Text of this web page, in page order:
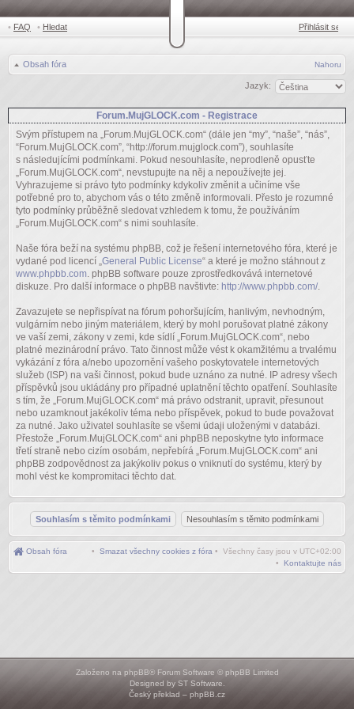
• FAQ • Hledat Přihlásit se
Obsah fóra Nahoru
Jazyk:
Forum.MujGLOCK.com - Registrace
Svým přístupem na „Forum.MujGLOCK.com“ (dále jen “my”, “naše”, “nás”,
“Forum.MujGLOCK.com”, “http://forum.mujglock.com”), souhlasíte
s následujícími podmínkami. Pokud nesouhlasíte, neprodleně opusťte
„Forum.MujGLOCK.com“, nevstupujte na něj a nepoužívejte jej.
Vyhrazujeme si právo tyto podmínky kdykoliv změnit a učiníme vše
potřebné pro to, abychom vás o této změně informovali. Přesto je rozumné
tyto podmínky průběžně sledovat vzhledem k tomu, že používáním
„Forum.MujGLOCK.com“ s nimi souhlasíte.
Naše fóra beží na systému phpBB, což je řešení internetového fóra, které je
vydané pod licencí „ General Public License“ a které je možno stáhnout z
www.phpbb.com . phpBB software pouze zprostředkovává internetové
diskuze. Pro další informace o phpBB navštivte: http://www.phpbb.com/.
Zavazujete se nepřispívat na fórum pohoršujícím, hanlivým, nevhodným,
vulgárním nebo jiným materiálem, který by mohl porušovat platné zákony
ve vaší zemi, zákony v zemi, kde sídlí „Forum.MujGLOCK.com“, nebo
platné mezinárodní právo. Tato činnost může vést k okamžitému a trvalému
vykázání z fóra a/nebo upozornění vašeho poskytovatele internetových
služeb (ISP) na vaši činnost, pokud bude uznáno za nutné. IP adresy všech
příspěvků jsou ukládány pro případné uplatnění těchto opatření. Souhlasíte
s tím, že „Forum.MujGLOCK.com“ má právo odstranit, upravit, přesunout
nebo uzamknout jakékoliv téma nebo příspěvek, pokud to bude považovat
za nutné. Jako uživatel souhlasíte se všemi údaji uloženými v databázi.
Přestože „Forum.MujGLOCK.com“ ani phpBB neposkytne tyto informace
třetí straně nebo cizím osobám, nepřebírá „Forum.MujGLOCK.com“ ani
phpBB zodpovědnost za jakýkoliv pokus o vniknutí do systému, který by
mohl vést ke kompromitaci těchto dat.
Obsah fóra • Všechny časy jsou v UTC+02:00
• Smazat všechny cookies z fóra
• Kontaktujte nás
Založeno na phpBB® Forum Software © phpBB Limited
Designed by ST Software
Český překlad – phpBB.cz